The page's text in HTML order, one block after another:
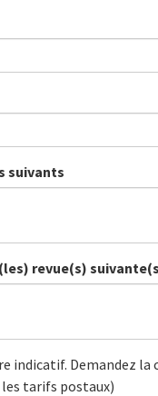
suivants
revue(s)
indicatif. Demandez
tarifs postaux)